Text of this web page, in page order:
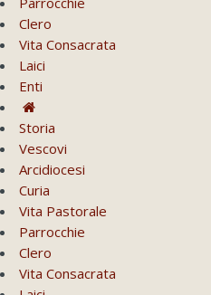
Clero
Vita Consacrata
Laici
Enti
Storia
Vescovi
Arcidiocesi
Curia
Vita Pastorale
Parrocchie
Clero
Vita Consacrata